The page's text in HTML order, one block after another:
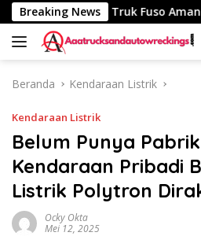
Langsung
ke
konten
Breaking News
Km Truk Fuso Aman
Beranda Kendaraan Listrik
Kendaraan Listrik
Belum Punya
Kendaraan Pribadi
Listrik Polytron
Ocky Okta
Mei 12, 2025